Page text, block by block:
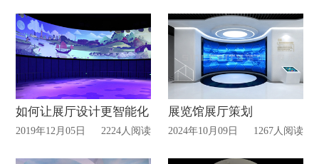
如何让展厅设计更智能化
2019年12月05日 2224人阅读
展览馆展厅策划
2024年10月09日 1267人阅读